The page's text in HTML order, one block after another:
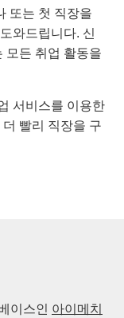
또는 첫 직장을
와드립니다. 신
모든 취업 활동을
서비스를 이용한
빨리 직장을 구
이스인 아이메치